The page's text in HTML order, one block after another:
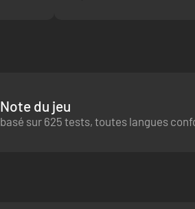
Note du jeu
basé sur 625 tests, toutes langues